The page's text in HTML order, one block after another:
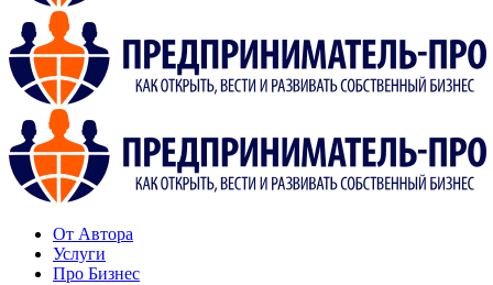
От Автора
Услуги
Про Бизнес